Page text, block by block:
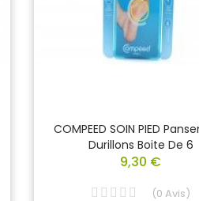
COMPEED SOIN PIED
Durillons Boite De 6
9,30 €
(0 Avis)